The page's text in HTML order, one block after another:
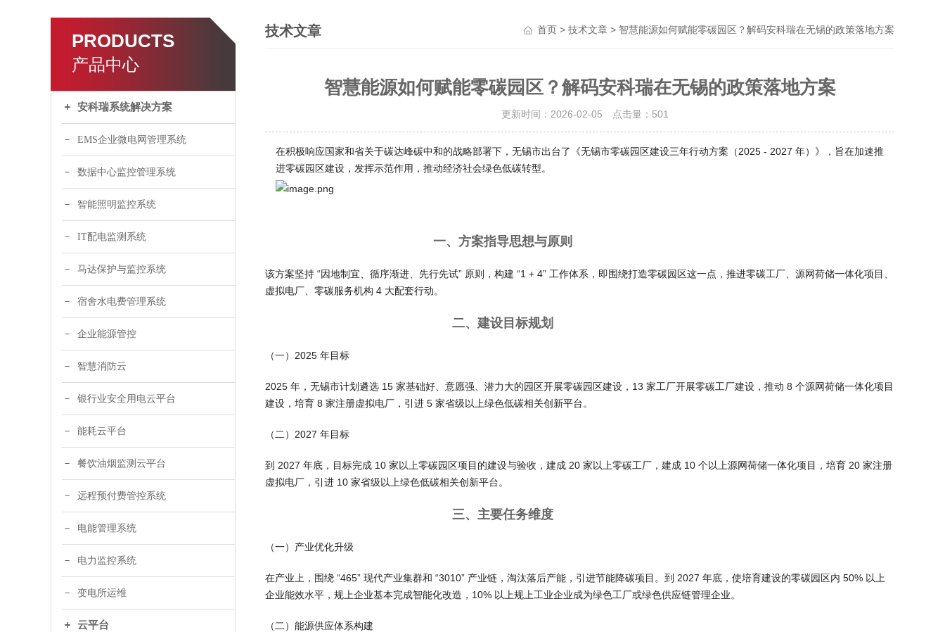
PRODUCTS
产品中心
安科瑞系统解决方案
EMS企业微电网管理系统
数据中心监控管理系统
智能照明监控系统
IT配电监测系统
马达保护与监控系统
宿舍水电费管理系统
企业能源管控
智慧消防云
银行业安全用电云平台
能耗云平台
餐饮油烟监测云平台
远程预付费管控系统
电能管理系统
电力监控系统
变电所运维
云平台
技术文章 首页 > 技术文章 > 智慧能源如何赋能零碳园区？解码安科瑞在无锡的政策落地方案
智慧能源如何赋能零碳园区？解码安科瑞在无锡的政策落地方案
更新时间：2026-02-05 点击量： 501
在积极响应国家和省关于碳达峰碳中和的战略部署下，无锡市出台了《无锡市零碳园区建设三年行动方案（2025 - 2027 年）》，旨在加速推
进零碳园区建设，发挥示范作用，推动经济社会绿色低碳转型。
一、方案指导思想与原则
该方案坚持 “因地制宜、循序渐进、先行先试” 原则，构建 “1 + 4” 工作体系，即围绕打造零碳园区这一点，推进零碳工厂、源网荷储一体化项目、
虚拟电厂、零碳服务机构 4 大配套行动。
二、建设目标规划
（一）2025 年目标
2025 年，无锡市计划遴选 15 家基础好、意愿强、潜力大的园区开展零碳园区建设，13 家工厂开展零碳工厂建设，推动 8 个源网荷储一体化项目
建设，培育 8 家注册虚拟电厂，引进 5 家省级以上绿色低碳相关创新平台。
（二）2027 年目标
到 2027 年底，目标完成 10 家以上零碳园区项目的建设与验收，建成 20 家以上零碳工厂，建成 10 个以上源网荷储一体化项目，培育 20 家注册
虚拟电厂，引进 10 家省级以上绿色低碳相关创新平台。
三、主要任务维度
（一）产业优化升级
在产业上，围绕 “465” 现代产业集群和 “3010” 产业链，淘汰落后产能，引进节能降碳项目。到 2027 年底，使培育建设的零碳园区内 50% 以上
企业能效水平，规上企业基本完成智能化改造，10% 以上规上工业企业成为绿色工厂或绿色供应链管理企业。
（二）能源供应体系构建